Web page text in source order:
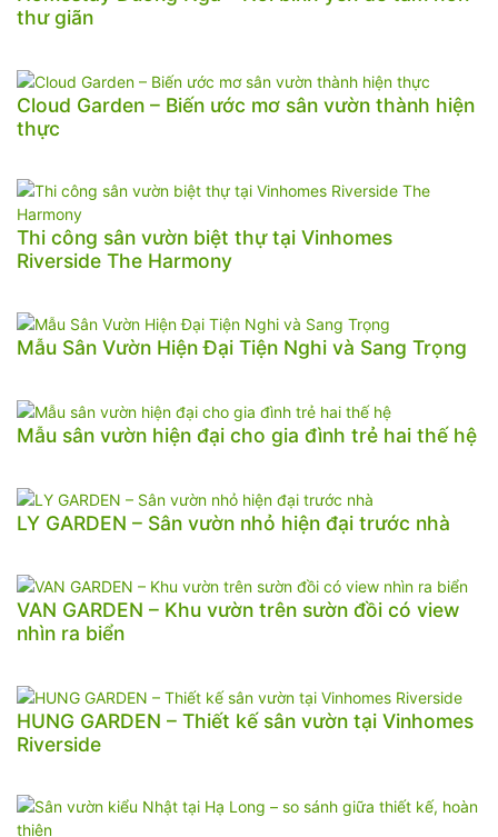
thư giãn
Cloud Garden – Biến ước mơ sân vườn thành hiện
thực
Thi công sân vườn biệt thự tại Vinhomes
Riverside The Harmony
Mẫu Sân Vườn Hiện Đại Tiện Nghi và Sang Trọng
Mẫu sân vườn hiện đại cho gia đình trẻ hai thế hệ
LY GARDEN – Sân vườn nhỏ hiện đại trước nhà
VAN GARDEN – Khu vườn trên sườn đồi có view
nhìn ra biển
HUNG GARDEN – Thiết kế sân vườn tại Vinhomes
Riverside